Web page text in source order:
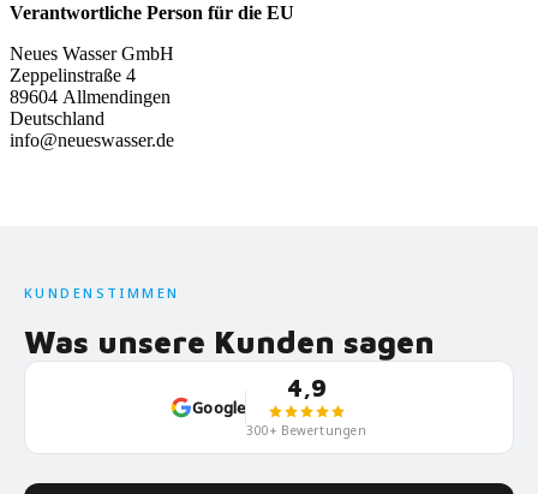
Verantwortliche Person für die EU
Neues Wasser GmbH
Zeppelinstraße 4
89604 Allmendingen
Deutschland
info@neueswasser.de
KUNDENSTIMMEN
Was unsere Kunden sagen
Google
4,9
300+ Bewertungen